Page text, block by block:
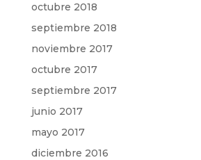
octubre 2018
septiembre 2018
noviembre 2017
octubre 2017
septiembre 2017
junio 2017
mayo 2017
diciembre 2016